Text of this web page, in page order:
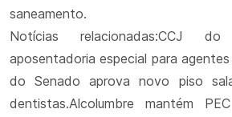
saneamento.
Notícias relacionadas:CCJ
aposentadoria especial para
do Senado aprova novo piso
dentistas.Alcolumbre mantém